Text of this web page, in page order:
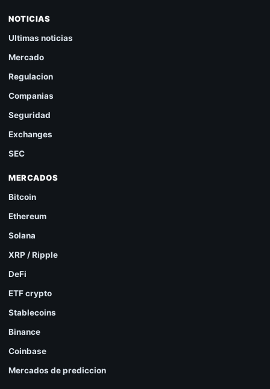
NOTICIAS
Ultimas noticias
Mercado
Regulacion
Companias
Seguridad
Exchanges
SEC
MERCADOS
Bitcoin
Ethereum
Solana
XRP / Ripple
DeFi
ETF crypto
Stablecoins
Binance
Coinbase
Mercados de prediccion